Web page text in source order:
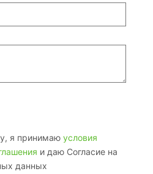
я принимаю условия
и даю Согласие на
данных